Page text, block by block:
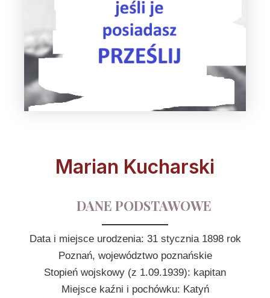
Marian Kucharski
DANE PODSTAWOWE
Data i miejsce urodzenia: 31 stycznia 1898 rok
Poznań, województwo poznańskie
Stopień wojskowy (z 1.09.1939): kapitan
Miejsce kaźni i pochówku: Katyń